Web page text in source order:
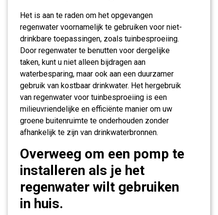
Het is aan te raden om het opgevangen
regenwater voornamelijk te gebruiken voor niet-
drinkbare toepassingen, zoals tuinbesproeiing.
Door regenwater te benutten voor dergelijke
taken, kunt u niet alleen bijdragen aan
waterbesparing, maar ook aan een duurzamer
gebruik van kostbaar drinkwater. Het hergebruik
van regenwater voor tuinbesproeiing is een
milieuvriendelijke en efficiënte manier om uw
groene buitenruimte te onderhouden zonder
afhankelijk te zijn van drinkwaterbronnen.
Overweeg om een pomp te
installeren als je het
regenwater wilt gebruiken
in huis.